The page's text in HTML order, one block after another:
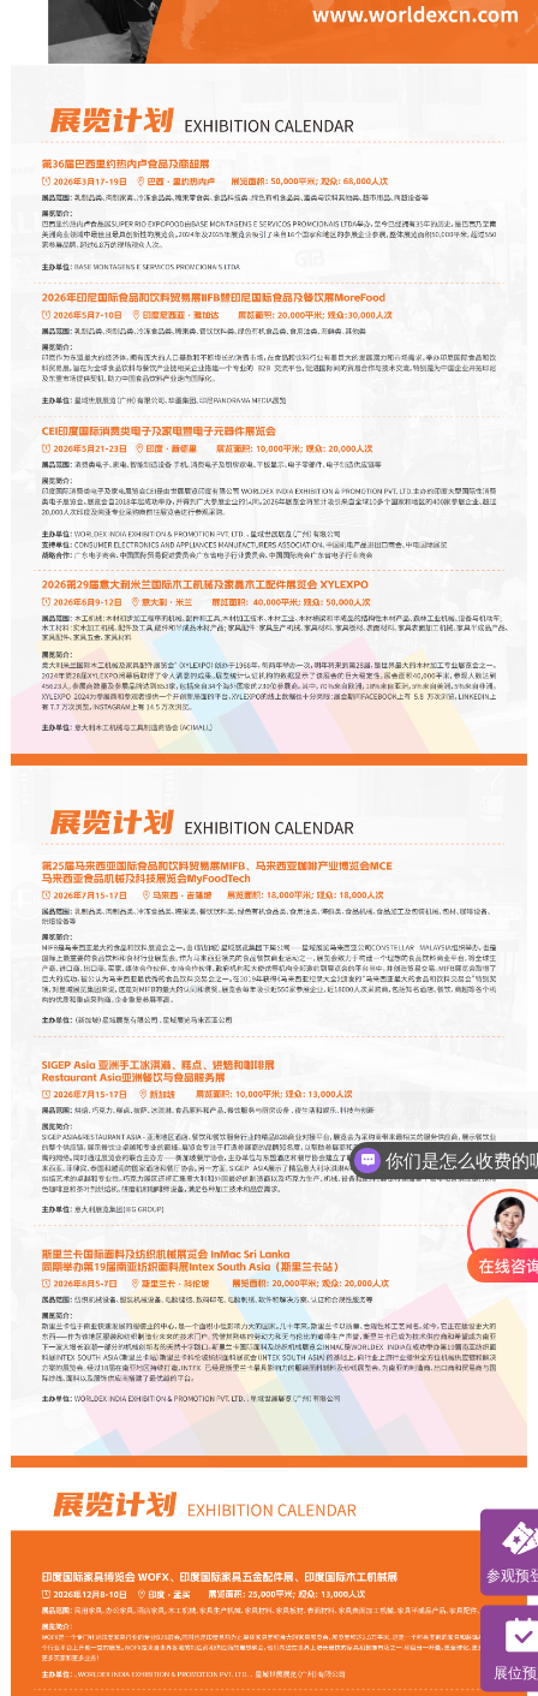
参观预
展位
你们是怎么收费的